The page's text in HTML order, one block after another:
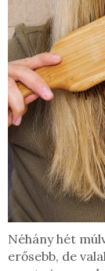
Néhány hét
erősebb, de